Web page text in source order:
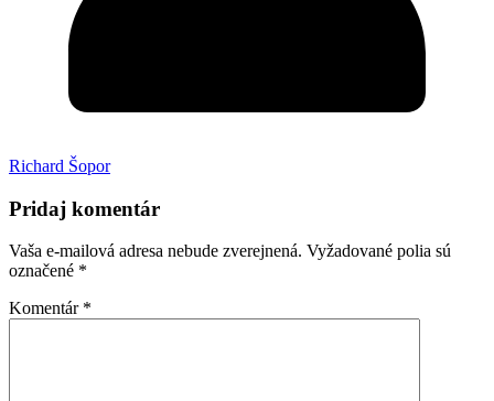
Richard Šopor
Pridaj komentár
Vaša e-mailová adresa nebude zverejnená. Vyžadované polia sú
označené *
Komentár *